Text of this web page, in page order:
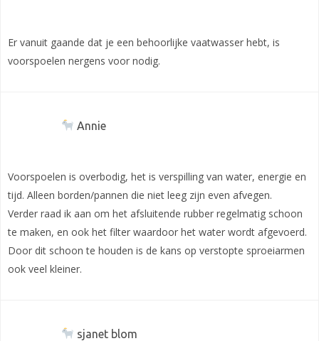
Er vanuit gaande dat je een behoorlijke vaatwasser hebt, is
voorspoelen nergens voor nodig.
Annie
Voorspoelen is overbodig, het is verspilling van water, energie en
tijd. Alleen borden/pannen die niet leeg zijn even afvegen.
Verder raad ik aan om het afsluitende rubber regelmatig schoon
te maken, en ook het filter waardoor het water wordt afgevoerd.
Door dit schoon te houden is de kans op verstopte sproeiarmen
ook veel kleiner.
sjanet blom